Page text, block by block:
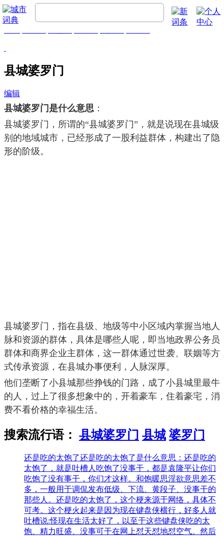
县城婆罗门
编辑
县城婆罗门是什么意思 ：
县城婆罗门，所谓的“县城婆罗门”，就是说现在县城级
别的地域城市，已经形成了一股利益群体，构建出了隐
形的阶级。
县城婆罗门，指在县级、地级等中小区域内掌握当地人
脉和资源的群体，具体是哪些人呢，即当地政界公务员
群体和商界企业主群体，这一群体通过世袭、联姻等方
式传承资源，在县城办事便利，人脉深厚。
他们垄断了小县城那些挣钱的门路，成了小县城里最牛
的人，过上了很多想象中的，开着豪车，住着豪宅，消
费不看价格的幸福生活。
搜索流行语： 县城婆罗门 县城 婆罗门
还是吃的太饱了还是吃的太饱了是什么意思：还是吃的
太饱了，就是吐槽人吃饱了没事干，都是袁隆平让你们
吃饱了没有事干，你们才这样。和饱暖思淫欲意思差不
多，一般用于调侃发布低级、下流、黄段子、没事干的
那些人。还是吃的太饱了，这个梗来源于网络，具体不
可考。这个梗火起来是因为现在键盘侠横行，好多人就
吐槽说:怪现在生活太好了，以至于这些键盘侠吃的太
饱、精力旺盛、没事可干在网上怼天怼地怼空气。然后